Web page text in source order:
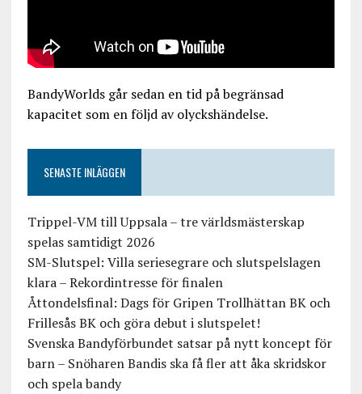
BandyWorlds går sedan en tid på begränsad
kapacitet som en följd av olyckshändelse.
SENASTE INLÄGGEN
Trippel-VM till Uppsala – tre världsmästerskap
spelas samtidigt 2026
SM-Slutspel: Villa seriesegrare och slutspelslagen
klara – Rekordintresse för finalen
Åttondelsfinal: Dags för Gripen Trollhättan BK och
Frillesås BK och göra debut i slutspelet!
Svenska Bandyförbundet satsar på nytt koncept för
barn – Snöharen Bandis ska få fler att åka skridskor
och spela bandy